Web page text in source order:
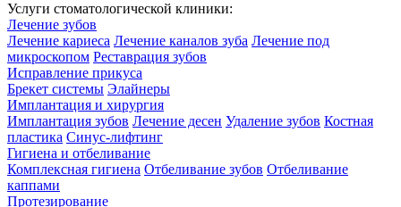
Услуги стоматологической клиники:
Лечение зубов
Лечение кариеса Лечение каналов зуба Лечение под
микроскопом Реставрация зубов
Исправление прикуса
Брекет системы Элайнеры
Имплантация и хирургия
Имплантация зубов Лечение десен Удаление зубов Костная
пластика Синус-лифтинг
Гигиена и отбеливание
Комплексная гигиена Отбеливание зубов Отбеливание
каппами
Протезирование